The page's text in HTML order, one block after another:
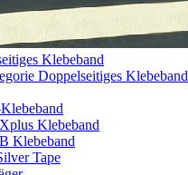
Klebeband
Doppelseitiges Klebeband
Klebeband
Klebeband
Tape